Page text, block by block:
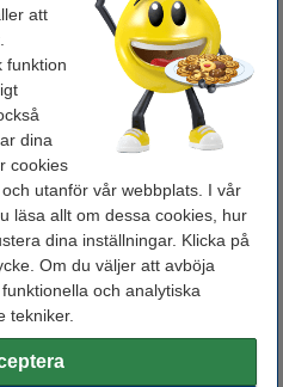
att
funktion
dina
cookies
utanför vår webbplats. I vår
läsa allt om dessa cookies, hur
dina inställningar. Klicka på
Om du väljer att avböja
och analytiska
tekniker.
| 8st
orange rosa pastellgul
pastellrosa